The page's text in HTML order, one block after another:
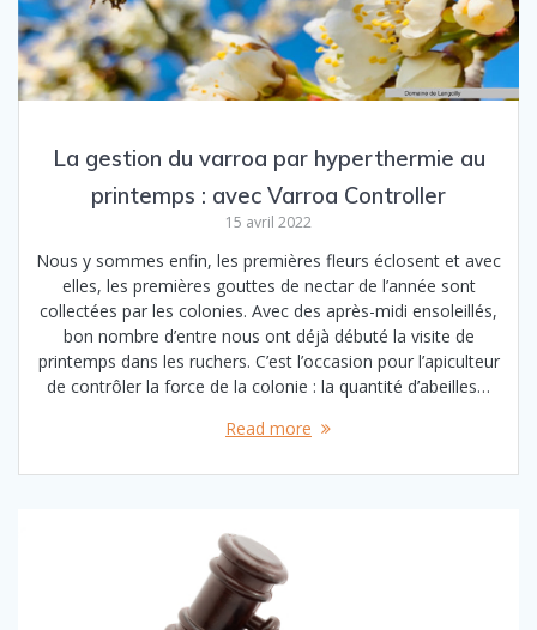
La gestion du varroa par hyperthermie au
printemps : avec Varroa Controller
15 avril 2022
Nous y sommes enfin, les premières fleurs éclosent et avec
elles, les premières gouttes de nectar de l’année sont
collectées par les colonies. Avec des après-midi ensoleillés,
bon nombre d’entre nous ont déjà débuté la visite de
printemps dans les ruchers. C’est l’occasion pour l’apiculteur
de contrôler la force de la colonie : la quantité d’abeilles…
Read more